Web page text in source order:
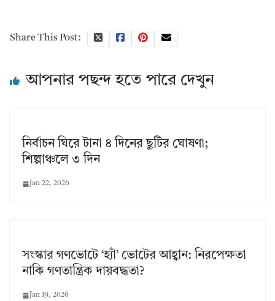
Share This Post:
আপনার পছন্দ হতে পারে দেখুন
নির্বাচন ঘিরে টানা ৪ দিনের ছুটির ঘোষণা;
শিল্পাঞ্চলে ৩ দিন
Jan 22, 2026
সংস্কার গণভোটে ‘হ্যাঁ’ ভোটের আহ্বান: নিরপেক্ষতা
নাকি গণতান্ত্রিক দায়বদ্ধতা?
Jan 19, 2026